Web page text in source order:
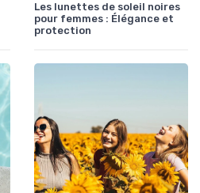
Les lunettes de soleil noires
pour femmes : Élégance et
protection